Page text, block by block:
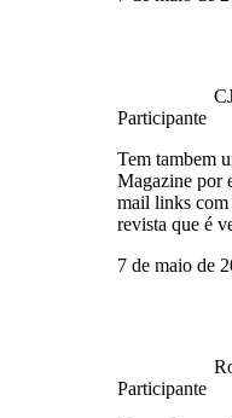
Participante
Tem tambem
Magazine por
mail links com
revista que é
7 de maio de
Participante